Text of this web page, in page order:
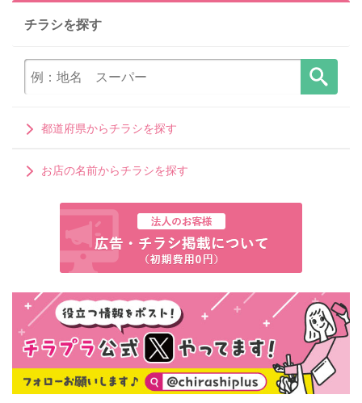
チラシを探す
都道府県からチラシを探す
お店の名前からチラシを探す